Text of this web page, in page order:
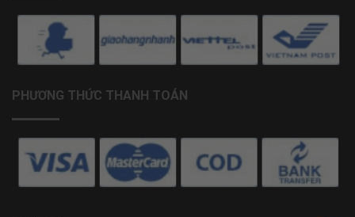
PHƯƠNG THỨC THANH TOÁN